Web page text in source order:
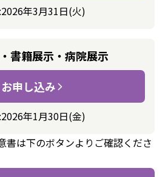
年3月31日(火)
・書籍展示 ・病院展示
お申し込み
年1月30日(金)
書は下のボタンよりご確認くださ